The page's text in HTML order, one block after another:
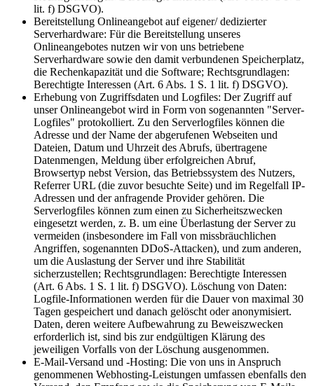
lit. f) DSGVO).
Bereitstellung Onlineangebot auf eigener/ dedizierter
Serverhardware: Für die Bereitstellung unseres
Onlineangebotes nutzen wir von uns betriebene
Serverhardware sowie den damit verbundenen Speicherplatz,
die Rechenkapazität und die Software; Rechtsgrundlagen:
Berechtigte Interessen (Art. 6 Abs. 1 S. 1 lit. f) DSGVO).
Erhebung von Zugriffsdaten und Logfiles: Der Zugriff auf
unser Onlineangebot wird in Form von sogenannten "Server-
Logfiles" protokolliert. Zu den Serverlogfiles können die
Adresse und der Name der abgerufenen Webseiten und
Dateien, Datum und Uhrzeit des Abrufs, übertragene
Datenmengen, Meldung über erfolgreichen Abruf,
Browsertyp nebst Version, das Betriebssystem des Nutzers,
Referrer URL (die zuvor besuchte Seite) und im Regelfall IP-
Adressen und der anfragende Provider gehören. Die
Serverlogfiles können zum einen zu Sicherheitszwecken
eingesetzt werden, z. B. um eine Überlastung der Server zu
vermeiden (insbesondere im Fall von missbräuchlichen
Angriffen, sogenannten DDoS-Attacken), und zum anderen,
um die Auslastung der Server und ihre Stabilität
sicherzustellen; Rechtsgrundlagen: Berechtigte Interessen
(Art. 6 Abs. 1 S. 1 lit. f) DSGVO). Löschung von Daten:
Logfile-Informationen werden für die Dauer von maximal 30
Tagen gespeichert und danach gelöscht oder anonymisiert.
Daten, deren weitere Aufbewahrung zu Beweiszwecken
erforderlich ist, sind bis zur endgültigen Klärung des
jeweiligen Vorfalls von der Löschung ausgenommen.
E-Mail-Versand und -Hosting: Die von uns in Anspruch
genommenen Webhosting-Leistungen umfassen ebenfalls den